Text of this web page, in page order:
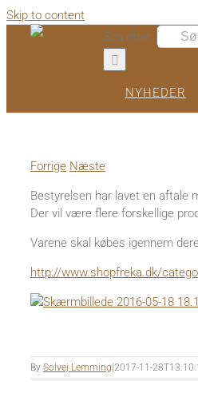
Skip to content
Søg efter:
NYHEDER
Forrige Næste
Bestyrelsen har lavet en aftale
Der vil være flere forskellige
Varene skal købes igennem
http://www.shopfreka.dk/
By Solvej Lemming 2017-11-